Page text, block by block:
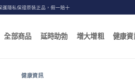
隱私保證原裝正品，假一賠十
全部商品 延時助勃 增大增粗 健康資
健康資訊